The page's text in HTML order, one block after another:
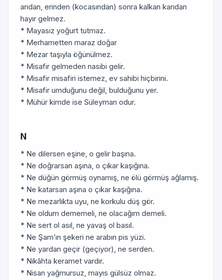
arıdan, erinden (kocasından) sonra kalkan karıdan
hayır gelmez.
* Mayasız yoğurt tutmaz.
* Merhametten maraz doğar
* Mezar taşıyla öğünülmez.
* Misafir gelmeden nasibi gelir.
* Misafir misafiri istemez, ev sahibi hiçbirini.
* Misafir umduğunu değil, bulduğunu yer.
* Mühür kimde ise Süleyman odur.
N
* Ne dilersen eşine, o gelir başına.
* Ne doğrarsan aşına, o çıkar kaşığına.
* Ne düğün görmüş oynamış, ne ölü görmüş ağlamış.
* Ne katarsan aşına o çıkar kaşığına.
* Ne mezarlıkta uyu, ne korkulu düş gör.
* Ne oldum dememeli, ne olacağım demeli.
* Ne sert ol asıl, ne yavaş ol basıl.
* Ne Şam’ın şekeri ne arabın pis yüzi.
* Ne yardan geçir (geçiyor), ne serden.
* Nikâhta keramet vardır.
* Nisan yağmursuz, mayıs gülsüz olmaz.